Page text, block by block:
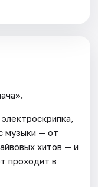
музыки — от
хитов — и
проходит в